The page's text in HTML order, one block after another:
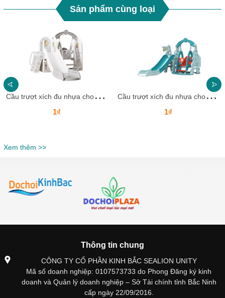
Sản phẩm cùng loại
C
ầu trượt xích đu nhựa cho bé CTXDN15_ Dochoikinhbac
1₫
C
ầu trượt xích đu nhựa cho bé CTXDN14_ Dochoikinhbac
1₫
Xem thêm >>
Thông tin chung
CÔNG TY CỔ PHẦN KINH BẮC SEALION UNITY
Mã số doanh nghiệp: 0107573733 do Phong Đăng ký kinh
doanh và Quản lý doanh nghiệp – Sở Tài chính tỉnh Bắc Ninh
cấp ngày 22/09/2016.